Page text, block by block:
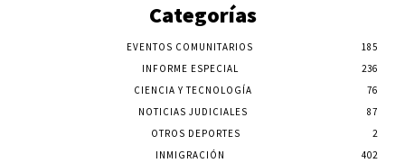
Categorías
EVENTOS COMUNITARIOS
185
INFORME ESPECIAL
236
CIENCIA Y TECNOLOGÍA
76
NOTICIAS JUDICIALES
87
OTROS DEPORTES
2
INMIGRACIÓN
402